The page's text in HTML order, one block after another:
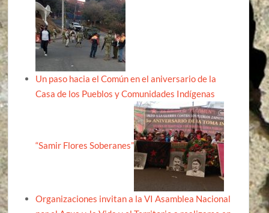
Un paso hacia el Común en el aniversario de la
Casa de los Pueblos y Comunidades Indígenas
“Samir Flores Soberanes”
Organizaciones invitan a la VI Asamblea Nacional